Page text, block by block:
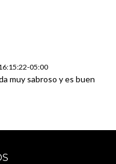
05:00
muy sabroso y es buen